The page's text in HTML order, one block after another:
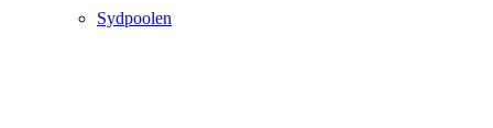
Sydpoolen